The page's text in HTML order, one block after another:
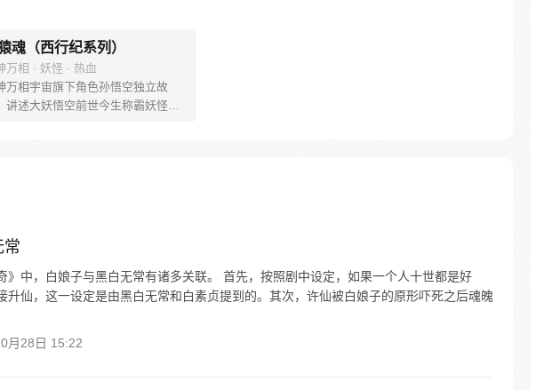
魂（西行纪系列）
万相 · 妖怪 · 热血
万相宇宙旗下角色孙悟空独立故
讲述大妖悟空前世今生称霸妖怪大
魂无法再守护重要之人…六十年
他再次破石而出，背负着守护族人
猴群之王，但故事仍在继续…
常
》中，白娘子与黑白无常有诸多关联。 首先，按照剧中设定，如果一个人十世都是好
升仙，这一设定是由黑白无常和白素贞提到的。其次，许仙被白娘子的原形吓死之后魂魄
月28日 15:22